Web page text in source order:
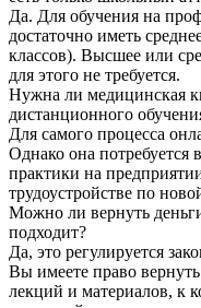
Да. Для обучения на
достаточно иметь
классов). Высшее или
для этого не требуется.
Нужна ли медицинская
дистанционного
Для самого процесса
Однако она
практики на
трудоустройстве по
Можно ли вернуть
подходит?
Да, это регулируется
Вы имеете право
лекций и материалов, к